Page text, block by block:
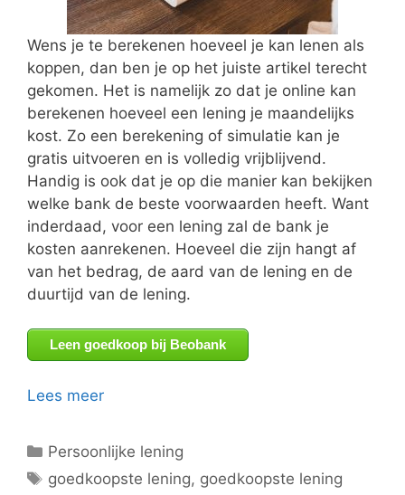
Wens je te berekenen hoeveel je kan lenen als
koppen, dan ben je op het juiste artikel terecht
gekomen. Het is namelijk zo dat je online kan
berekenen hoeveel een lening je maandelijks
kost. Zo een berekening of simulatie kan je
gratis uitvoeren en is volledig vrijblijvend.
Handig is ook dat je op die manier kan bekijken
welke bank de beste voorwaarden heeft. Want
inderdaad, voor een lening zal de bank je
kosten aanrekenen. Hoeveel die zijn hangt af
van het bedrag, de aard van de lening en de
duurtijd van de lening.
Leen goedkoop bij Beobank
Lees meer
Categorieën
Persoonlijke lening
Tags
goedkoopste lening, goedkoopste lening